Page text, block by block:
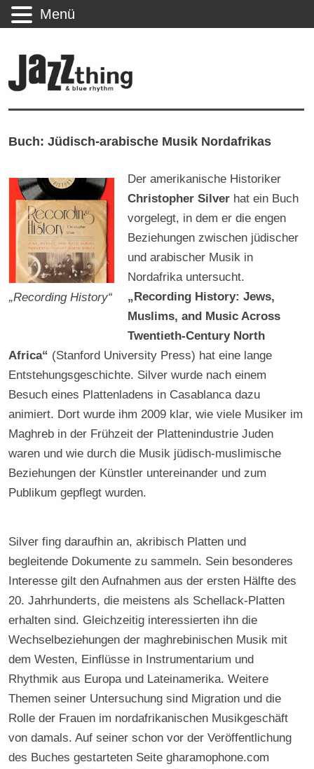
Buch: Jüdisch-arabische Musik Nordafrikas
„Recording History“
Der amerikanische Historiker
Christopher Silver hat ein Buch
vorgelegt, in dem er die engen
Beziehungen zwischen jüdischer
und arabischer Musik in
Nordafrika untersucht.
„Recording History: Jews,
Muslims, and Music Across
Twentieth-Century North
Africa“ (Stanford University Press) hat eine lange
Entstehungsgeschichte. Silver wurde nach einem
Besuch eines Plattenladens in Casablanca dazu
animiert. Dort wurde ihm 2009 klar, wie viele Musiker im
Maghreb in der Frühzeit der Plattenindustrie Juden
waren und wie durch die Musik jüdisch-muslimische
Beziehungen der Künstler untereinander und zum
Publikum gepflegt wurden.
Silver fing daraufhin an, akribisch Platten und
begleitende Dokumente zu sammeln. Sein besonderes
Interesse gilt den Aufnahmen aus der ersten Hälfte des
20. Jahrhunderts, die meistens als Schellack-Platten
erhalten sind. Gleichzeitig interessierten ihn die
Wechselbeziehungen der maghrebinischen Musik mit
dem Westen, Einflüsse in Instrumentarium und
Rhythmik aus Europa und Lateinamerika. Weitere
Themen seiner Untersuchung sind Migration und die
Rolle der Frauen im nordafrikanischen Musikgeschäft
von damals. Auf seiner schon vor der Veröffentlichung
des Buches gestarteten Seite gharamophone.com
Menü